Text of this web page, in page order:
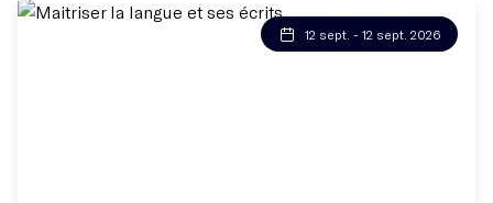
12 sept. - 12 sept. 2026